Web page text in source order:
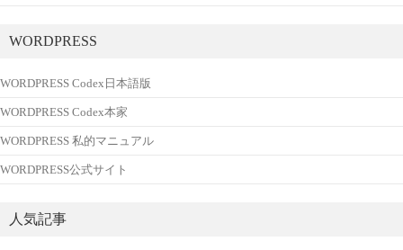
WORDPRESS
WORDPRESS Codex日本語版
WORDPRESS Codex本家
WORDPRESS 私的マニュアル
WORDPRESS公式サイト
人気記事